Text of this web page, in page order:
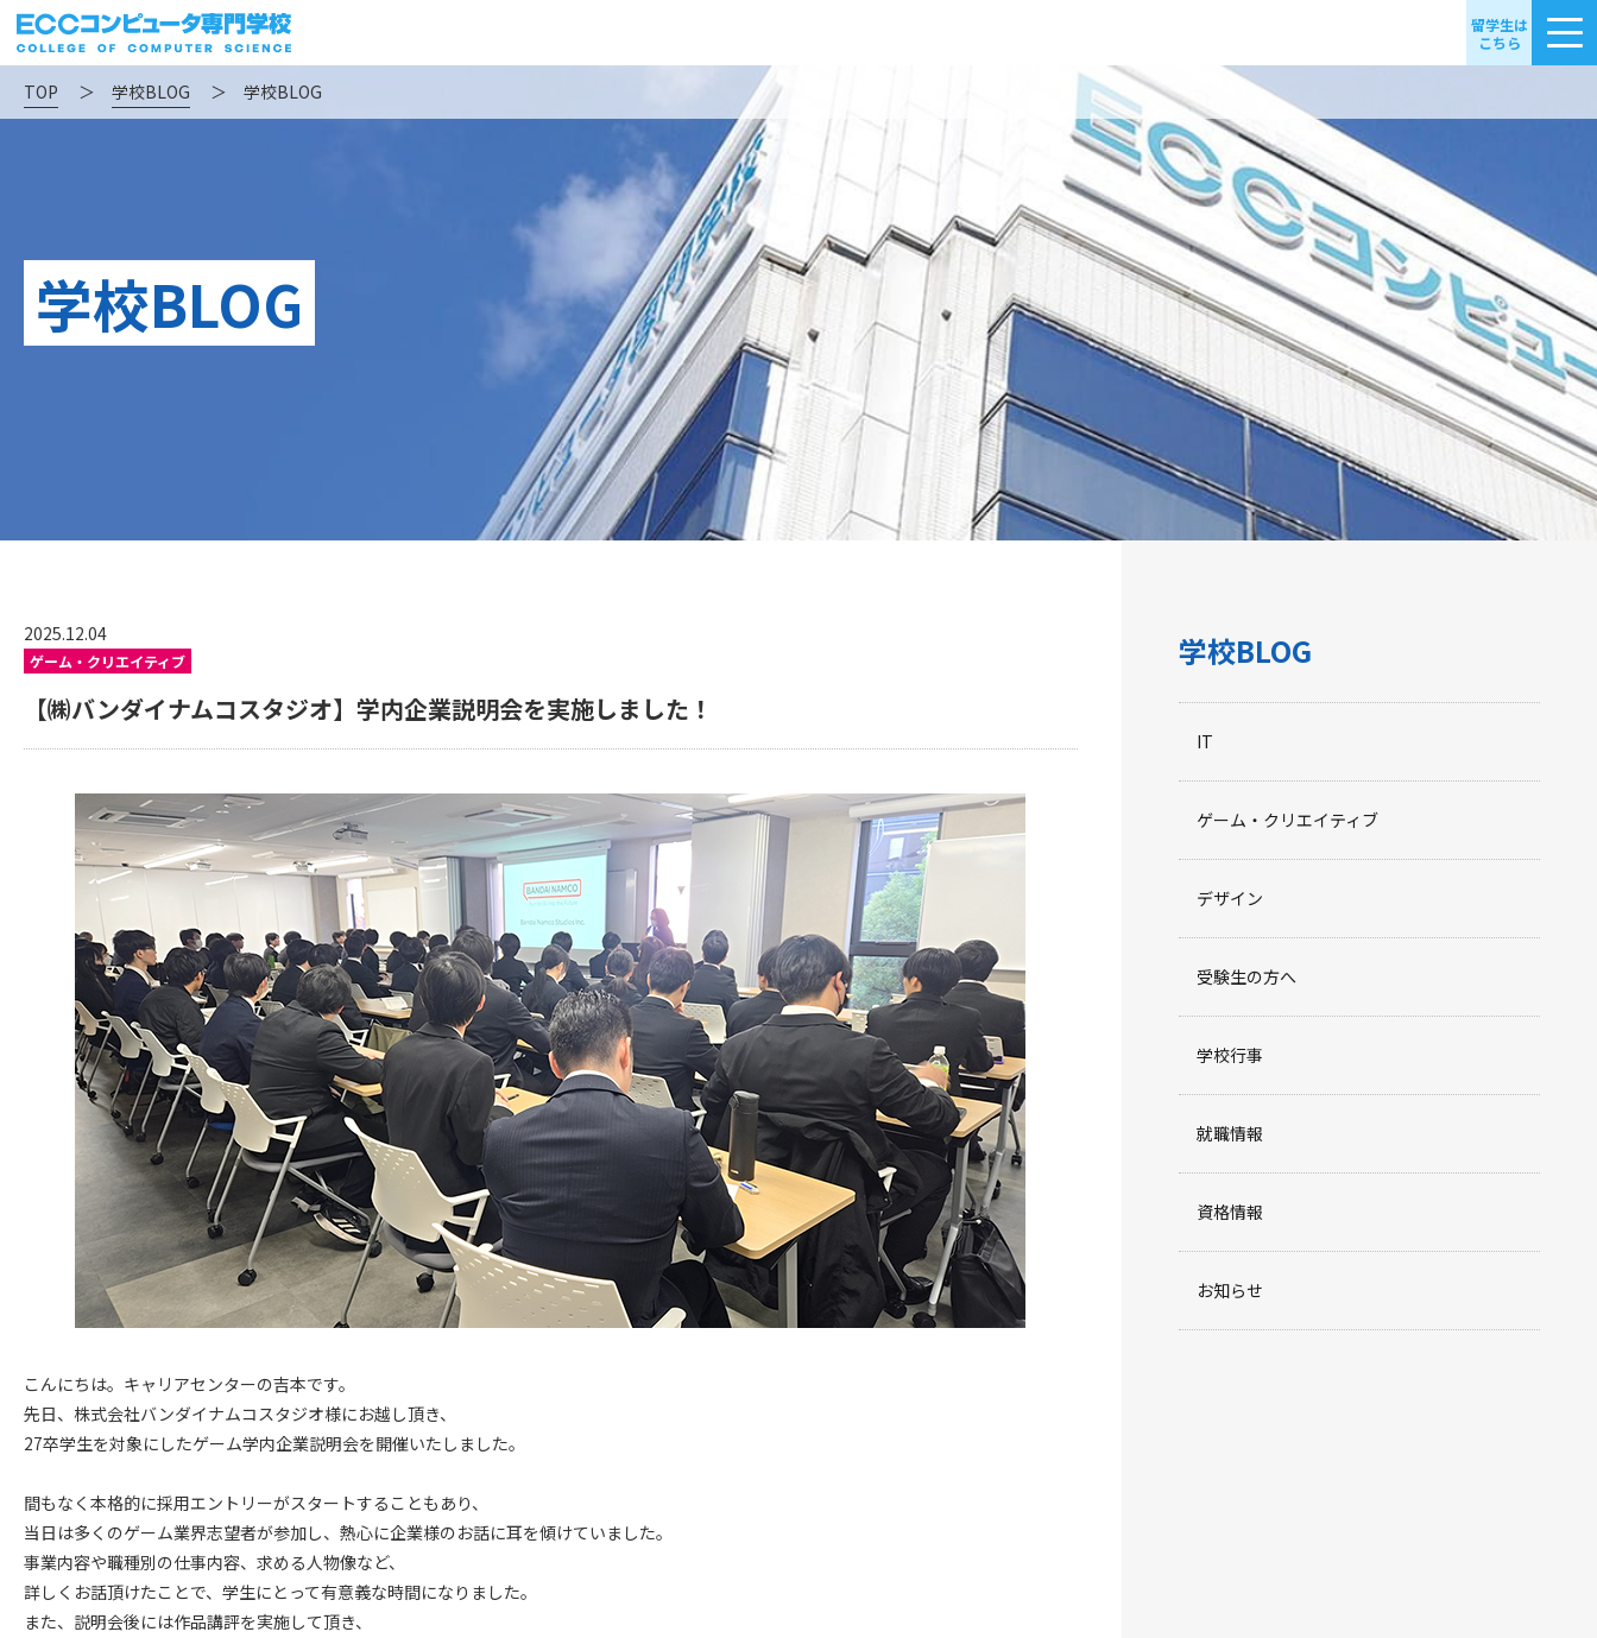
留学生は
こちら
TOP ＞ 学校BLOG ＞ 学校BLOG
学校BLOG
2025.12.04
ゲーム・クリエイティブ
【㈱バンダイナムコスタジオ】学内企業説明会を実施しました！
こんにちは。キャリアセンターの吉本です。
先日、株式会社バンダイナムコスタジオ様にお越し頂き、
27卒学生を対象にしたゲーム学内企業説明会を開催いたしました。
間もなく本格的に採用エントリーがスタートすることもあり、
当日は多くのゲーム業界志望者が参加し、熱心に企業様のお話に耳を傾けていました。
事業内容や職種別の仕事内容、求める人物像など、
詳しくお話頂けたことで、学生にとって有意義な時間になりました。
また、説明会後には作品講評を実施して頂き、
学校BLOG
IT
ゲーム・クリエイティブ
デザイン
受験生の方へ
学校行事
就職情報
資格情報
お知らせ